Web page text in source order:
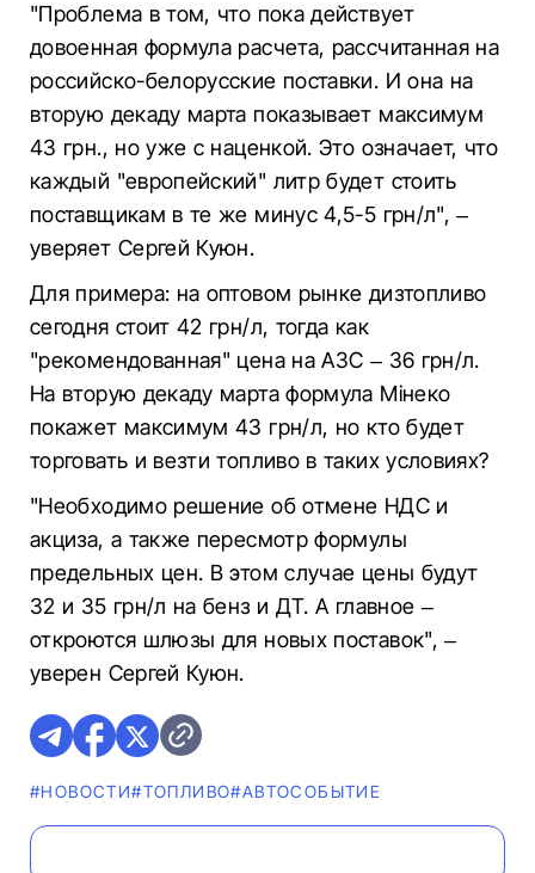
"Проблема в том, что пока действует
довоенная формула расчета, рассчитанная на
российско-белорусские поставки. И она на
вторую декаду марта показывает максимум
43 грн., но уже с наценкой. Это означает, что
каждый "европейский" литр будет стоить
поставщикам в те же минус 4,5-5 грн/л", –
уверяет Сергей Куюн.
Для примера: на оптовом рынке дизтопливо
сегодня стоит 42 грн/л, тогда как
"рекомендованная" цена на АЗС – 36 грн/л.
На вторую декаду марта формула Мінеко
покажет максимум 43 грн/л, но кто будет
торговать и везти топливо в таких условиях?
"Необходимо решение об отмене НДС и
акциза, а также пересмотр формулы
предельных цен. В этом случае цены будут
32 и 35 грн/л на бенз и ДТ. А главное –
откроются шлюзы для новых поставок", –
уверен Сергей Куюн.
#НОВОСТИ#ТОПЛИВО#АВТОСОБЫТИЕ